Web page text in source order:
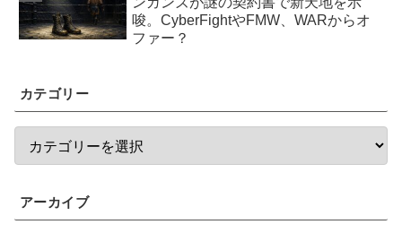
唆。CyberFightやFMW、WARからオ
ファー？
カテゴリー
アーカイブ